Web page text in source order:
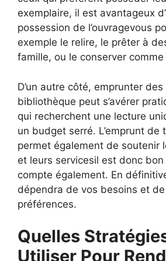
exemplaire, il est avantageux
possession de l’ouvragevous
exemple le relire, le prêter à
famille, ou le conserver comme
D’un autre côté, emprunter
bibliothèque peut s’avérer
qui recherchent une lecture
un budget serré. L’emprunt de
permet également de soutenir
et leurs servicesil est donc bon
compte également. En
dépendra de vos besoins et
préférences.
Quelles
Utiliser Pour